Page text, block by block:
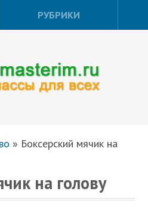
РУБРИКИ
» Боксерский мячик на
на голову